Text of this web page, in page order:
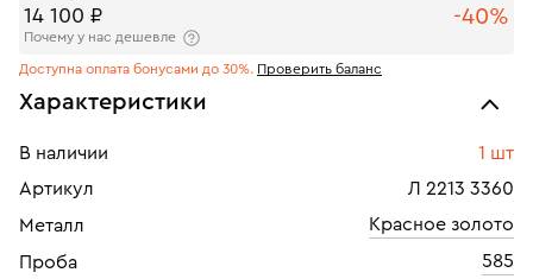
14 100 ₽ -40%
Почему у нас дешевле
Доступна оплата бонусами до 30%. Проверить баланс
Характеристики
В наличии
1 шт
Артикул
Л 2213 3360
Металл
Красное золото
Проба
585